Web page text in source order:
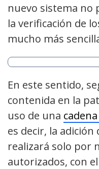
nuevo sistema no
la verificación de
mucho más
En este sentido,
contenida en la
uso de una
es decir, la
realizará solo por
autorizados, con